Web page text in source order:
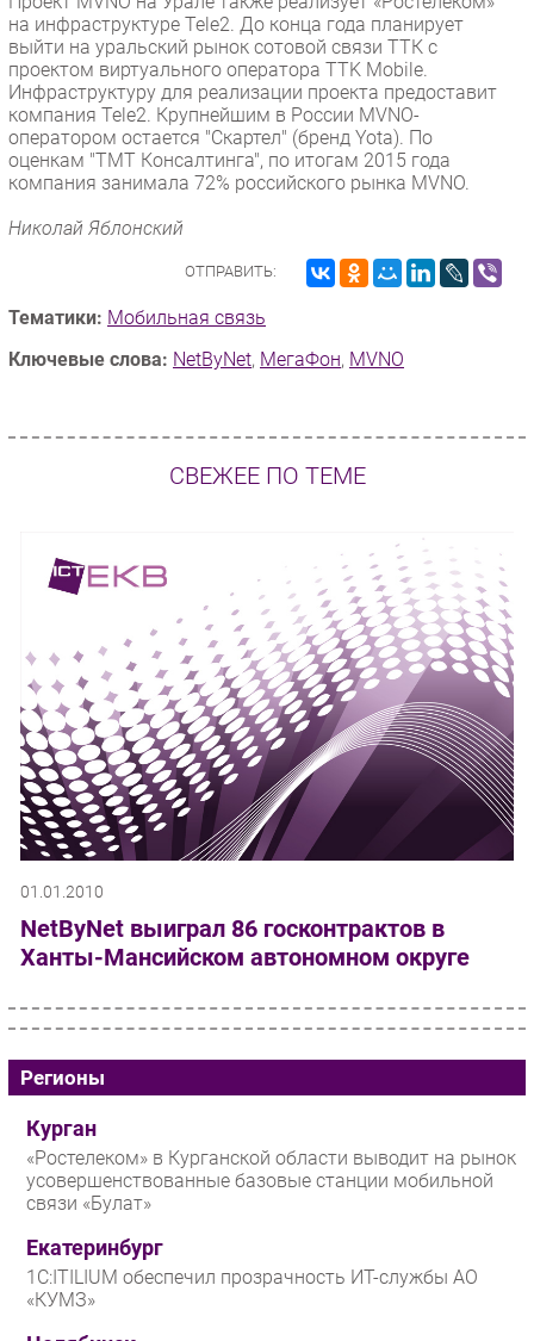
Новости
Аналитика
Интервью
Мероприятия
Проекты
IT класс
Тестовый стенд
на инфраструктуре Tele2. До конца года планирует
выйти на уральский рынок сотовой связи ТТК с
проектом виртуального оператора TTK Mobile.
Инфраструктуру для реализации проекта предоставит
компания Tele2. Крупнейшим в России MVNO-
оператором остается "Скартел" (бренд Yota). По
оценкам "ТМТ Консалтинга", по итогам 2015 года
компания занимала 72% российского рынка MVNO.
Николай Яблонский
ОТПРАВИТЬ:
Тематики: Мобильная связь
Ключевые слова: NetByNet, МегаФон, MVNO
СВЕЖЕЕ ПО ТЕМЕ
01.01.2010
NetByNet выиграл 86 госконтрактов в
Ханты-Мансийском автономном округе
Регионы
Курган
«Ростелеком» в Курганской области выводит на рынок
усовершенствованные базовые станции мобильной
связи «Булат»
Екатеринбург
1С:ITILIUM обеспечил прозрачность ИТ-службы АО
«КУМЗ»